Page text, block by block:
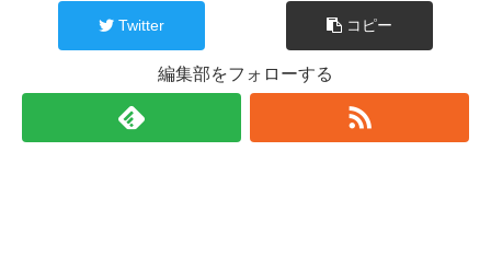
Twitter コピー
編集部をフォローする